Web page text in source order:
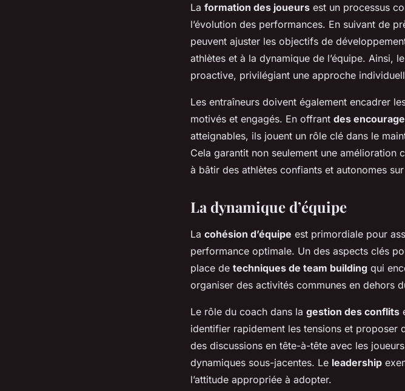
La formation des joueurs est un processus
l’évolution des performances. En suivant de
peuvent ajuster les objectifs de
athlètes et à la dynamique de l’équipe. Ainsi,
proactive, privilégiant une approche
Les entraîneurs doivent également encadrer
motivés et engagés. En offrant des
atteignables, ils jouent un rôle clé dans le
Cela garantit non seulement une amélioration
à bâtir des athlètes confiants et autonomes
La dynamique d’équipe
La cohésion d’équipe est primordiale pour
performance optimale. Un des aspects clés
place de techniques de team building qui
organiser des activités communes en dehors
Le rôle du coach dans la gestion des conflits
identifier rapidement les tensions et proposer
des discussions en tête-à-tête avec les
dynamiques sous-jacentes. Le leadership
l’attitude appropriée à adopter.